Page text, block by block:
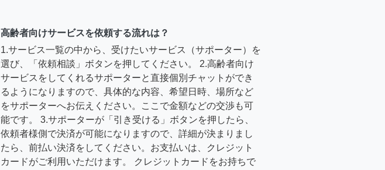
高齢者向けサービスを依頼する流れは？
1.サービス一覧の中から、受けたいサービス（サポーター）を
選び、「依頼相談」ボタンを押してください。 2.高齢者向け
サービスをしてくれるサポーターと直接個別チャットができ
るようになりますので、具体的な内容、希望日時、場所など
をサポーターへお伝えください。ここで金額などの交渉も可
能です。 3.サポーターが「引き受ける」ボタンを押したら、
依頼者様側で決済が可能になりますので、詳細が決まりまし
たら、前払い決済をしてください。お支払いは、クレジット
カードがご利用いただけます。 クレジットカードをお持ちで